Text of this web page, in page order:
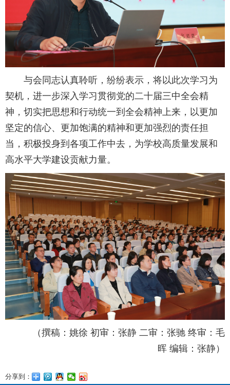
与会同志认真聆听，纷纷表示，将以此次学习为
契机，进一步深入学习贯彻党的二十届三中全会精
神， 切实把思想和行动统一到全会精神上来，以更加
坚定的信心、更加饱满的精神和更加强烈的责任担
当，积极投身到各项工作中去，为学校高质量发展和
高水平大学建设贡献力量。
（撰稿：姚徐 初审：张静 二审：张驰 终审：毛
晖 编辑：张静）
分享到：